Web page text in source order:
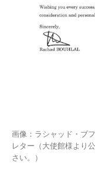
画像：ラシャッド・ブ
レター（大使館様より
さい。）